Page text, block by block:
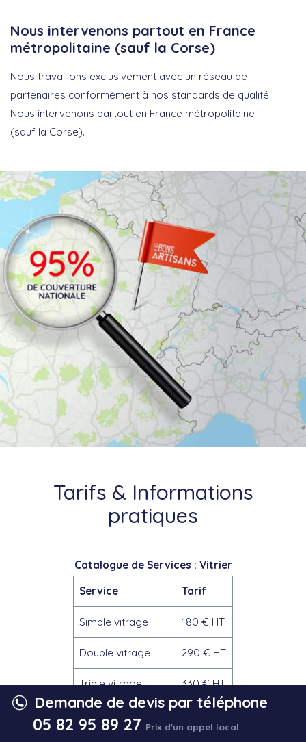
Nous intervenons partout en France
métropolitaine (sauf la Corse)
Nous travaillons exclusivement avec un réseau de
partenaires conformément à nos standards de qualité.
Nous intervenons partout en France métropolitaine
(sauf la Corse).
Tarifs & Informations
pratiques
Catalogue de Services : Vitrier
Service
Tarif
Simple vitrage 180 € HT
Double vitrage 290 € HT
Triple vitrage 330 € HT
Demande de devis par téléphone
05 82 95 89 27 Prix d'un appel local